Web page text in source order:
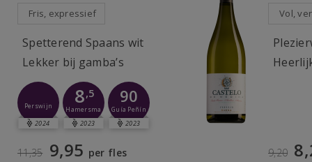
Fris, expressief
Spetterend Spaans wit
Lekker bij gamba’s
Perswijn
2024
8,5
Hamersma
2023
90
Guía Peñín
2023
11,35 9,95 per fles
Vol,
9,20